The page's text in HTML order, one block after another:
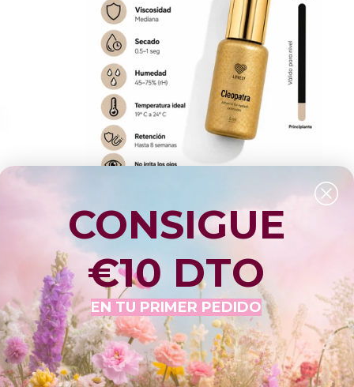
45-75%
"CLEOPATRA" LOVELY 0,5-1 SEG 40-70%
HUMEDAD
LOVELY
Sold Out
CONSIGUE
€10 DTO
EN TU PRIMER PEDIDO